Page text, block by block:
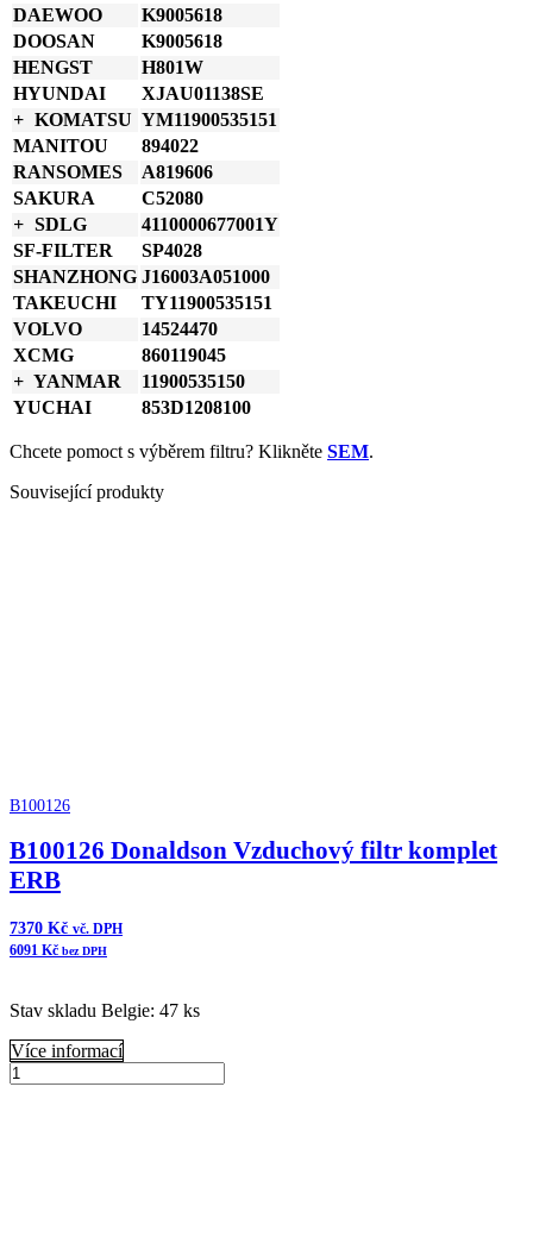
šroubovací
plnoprůtokový
množství
DAEWOO
K9005618
DOOSAN
K9005618
HENGST
H801W
HYUNDAI
XJAU01138SE
KOMATSU YM11900535151
MANITOU
894022
RANSOMES
A819606
SAKURA
C52080
SDLG
4110000677001Y
SF-FILTER
SP4028
SHANZHONG J16003A051000
TAKEUCHI
TY11900535151
VOLVO
14524470
XCMG
860119045
YANMAR
11900535150
YUCHAI
853D1208100
Chcete pomoct s výběrem filtru? Klikněte SEM.
Související produkty
B100126
B100126 Donaldson Vzduchový filtr komplet
ERB
7370 Kč vč. DPH
6091 Kč bez DPH
Stav skladu Belgie: 47 ks
Více informací
B100126